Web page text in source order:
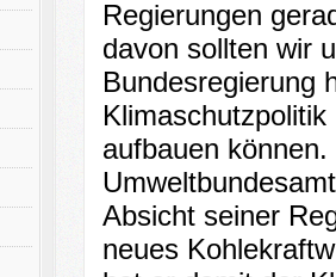
Regierungen
davon sollten wir
Bundesregierung
aufbauen
Absicht seiner
neues